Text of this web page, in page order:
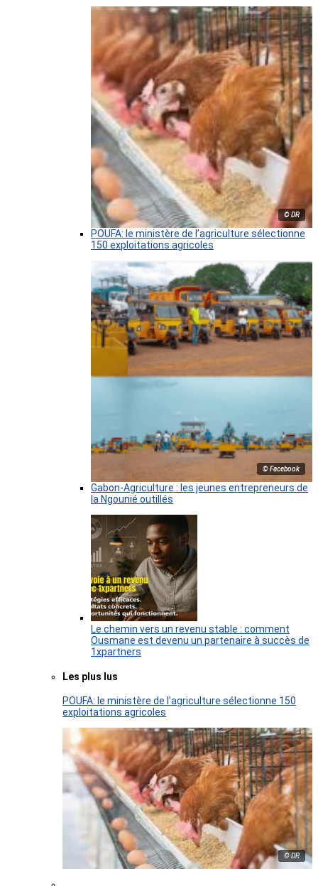
© DR
POUFA: le ministère de l’agriculture sélectionne
150 exploitations agricoles
© Facebook
Gabon-Agriculture : les jeunes entrepreneurs de
la Ngounié outillés
Le chemin vers un revenu stable : comment
Ousmane est devenu un partenaire à succès de
1xpartners
Les plus lus
POUFA: le ministère de l’agriculture sélectionne 150
exploitations agricoles
© DR